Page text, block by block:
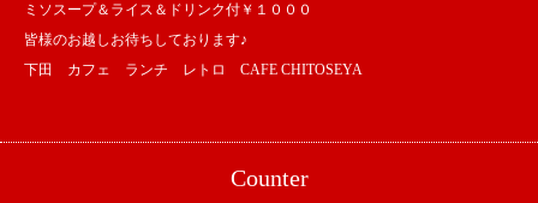
ミソスープ＆ライス＆ドリンク付￥１０００
皆様のお越しお待ちしております♪
下田 カフェ ランチ レトロ CAFE CHITOSEYA
Counter